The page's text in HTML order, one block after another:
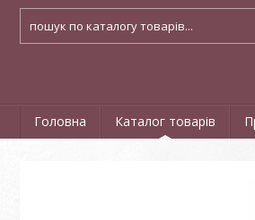
Головна Каталог товарів